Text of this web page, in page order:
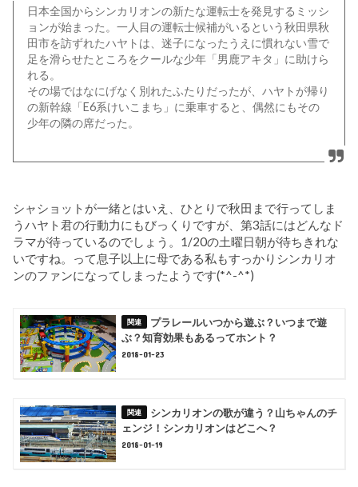
日本全国からシンカリオンの新たな運転士を発見するミッシ
ョンが始まった。一人目の運転士候補がいるという秋田県秋
田市を訪ずれたハヤトは、迷子になったうえに慣れない雪で
足を滑らせたところをクールな少年「男鹿アキタ」に助けら
れる。
その場ではなにげなく別れたふたりだったが、ハヤトが帰り
の新幹線「E6系けいこまち」に乗車すると、偶然にもその
少年の隣の席だった。
シャショットが一緒とはいえ、ひとりで秋田まで行ってしま
うハヤト君の行動力にもびっくりですが、第3話にはどんなド
ラマが待っているのでしょう。1/20の土曜日朝が待ちきれな
いですね。って息子以上に母である私もすっかりシンカリオ
ンのファンになってしまったようです(*^-^*)
プラレールいつから遊ぶ？いつまで遊
ぶ？知育効果もあるってホント？
2018-01-23
シンカリオンの歌が違う？山ちゃんのチ
ェンジ！シンカリオンはどこへ？
2018-01-19